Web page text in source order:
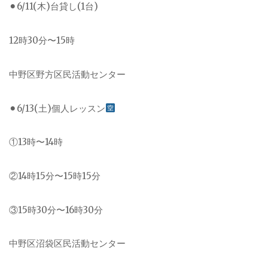
⚫︎6/11(木)台貸し(1台)
12時30分〜15時
中野区野方区民活動センター
⚫︎6/13(土)個人レッスン
①13時〜14時
②14時15分〜15時15分
③15時30分〜16時30分
中野区沼袋区民活動センター